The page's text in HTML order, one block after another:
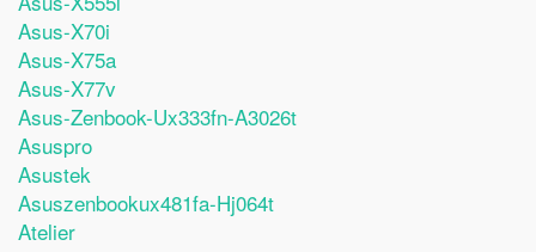
Asus-X70i
Asus-X75a
Asus-X77v
Asus-Zenbook-Ux333fn-A3026t
Asuspro
Asustek
Asuszenbookux481fa-Hj064t
Atelier